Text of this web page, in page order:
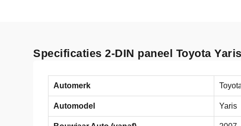
Specificaties 2-DIN paneel Toyota
Automerk
Automodel Yaris